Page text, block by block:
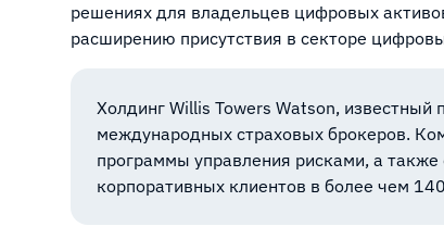
решениях для владельцев цифровых
расширению присутствия в секторе
Холдинг Willis Towers Watson,
международных страховых брокеров.
программы управления рисками, а
корпоративных клиентов в более чем